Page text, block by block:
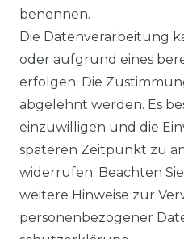
WIDERRUFS­FORMULAR
HINWEISE ZUR
IMPRESSUM
AGB UND
benennen.
Die Datenverarbeitung
oder aufgrund eines
erfolgen. Die
abgelehnt werden. Es
einzuwilligen und die
späteren Zeitpunkt zu
widerrufen. Beachten
weitere Hinweise zur
personenbezogener